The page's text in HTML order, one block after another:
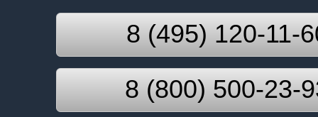
8 (495) 120-11-
8 (800) 500-23-